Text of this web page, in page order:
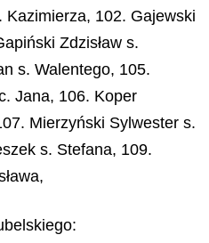
102. Gajewski
Zdzisław s.
s. Walentego, 105.
Jana, 106. Koper
Mierzyński Sylwester s.
s. Stefana, 109.